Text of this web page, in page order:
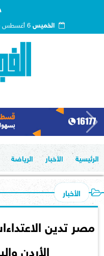
الخميس
الرئيسية الأخبار الرياضة
الأخبار
مصر تدين
الأردن